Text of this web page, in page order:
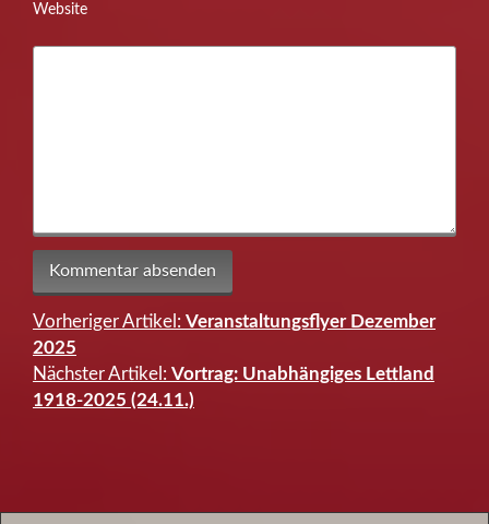
Website
Beitragsnavigation
Vorheriger Artikel: Veranstaltungsflyer Dezember
2025
Nächster Artikel: Vortrag: Unabhängiges Lettland
1918-2025 (24.11.)